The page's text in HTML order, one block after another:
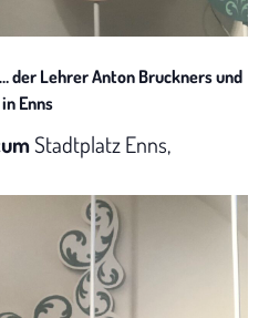
a
v
g
a
t
u
A
n
der Lehrer Anton Bruckners und
Enns
Stadtplatz Enns,